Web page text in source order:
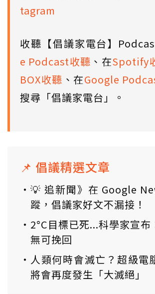
tagram
收聽【倡議家電台】
e Podcast收聽 、在Spotify
BOX收聽 、在Google
搜尋「倡議家電台」。
📌 倡議精選文章
💡 追新聞》在 Google
蹤，倡議家好文不漏接！
2°C目標已死...科學家宣布
無可挽回
人類何時會滅亡？超級電
將會再度發生「大滅絕」